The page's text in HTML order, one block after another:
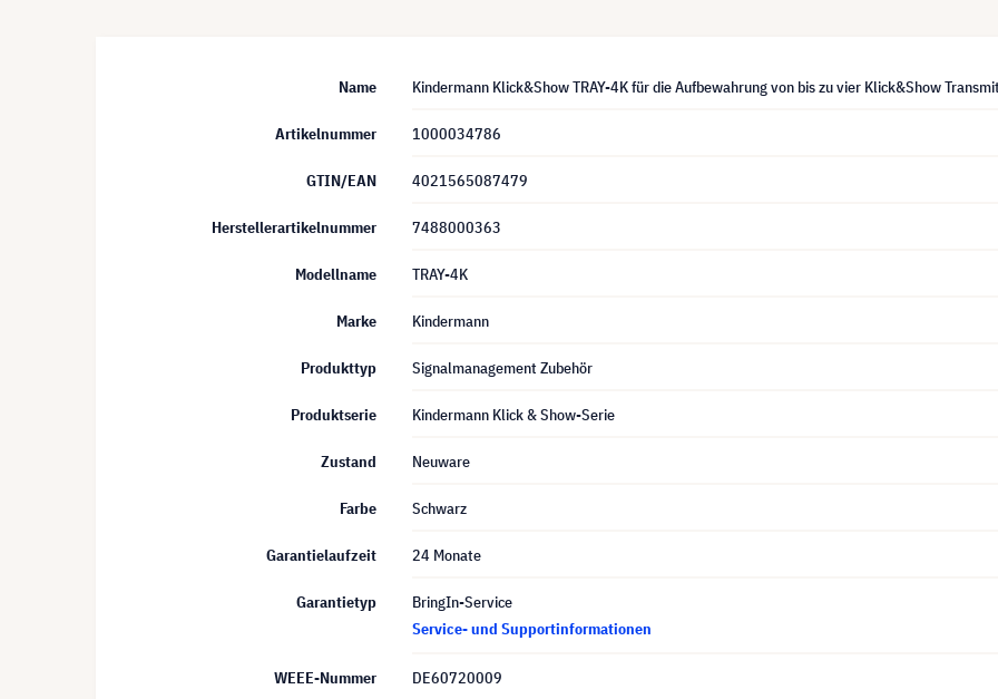
Name Kindermann Klick&Show TRAY-4K für die Aufbewahrung von bis zu vier Klick&Show
Artikelnummer 1000034786
GTIN/EAN 4021565087479
Herstellerartikelnummer 7488000363
Modellname TRAY-4K
Marke Kindermann
Produkttyp Signalmanagement Zubehör
Produktserie Kindermann Klick & Show-Serie
Zustand Neuware
Farbe Schwarz
Garantielaufzeit 24 Monate
Garantietyp
BringIn-Service
Service- und Supportinformationen
WEEE-Nummer DE60720009